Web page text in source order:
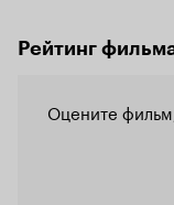
Рейтинг
Оцените